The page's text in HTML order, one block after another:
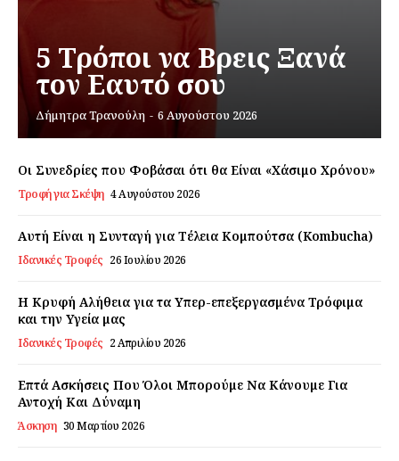
Εγγραφείτε τώρα!
Daily Food
Σχετικά με εμάς
Αποποίηση Ευθυνών
Ο λογαριασμός μου
Επικοινωνία
5 Τρόποι να Βρεις Ξανά
τον Εαυτό σου
Δήμητρα Τρανούλη - 6 Αυγούστου 2026
Οι Συνεδρίες που Φοβάσαι ότι θα Είναι «Χάσιμο Χρόνου»
Τροφή για Σκέψη 4 Αυγούστου 2026
Αυτή Είναι η Συνταγή για Τέλεια Κομπούτσα (Kombucha)
Ιδανικές Τροφές 26 Ιουλίου 2026
Η Κρυφή Αλήθεια για τα Υπερ-επεξεργασμένα Τρόφιμα
και την Υγεία μας
Ιδανικές Τροφές 2 Απριλίου 2026
Επτά Ασκήσεις Που Όλοι Μπορούμε Να Κάνουμε Για
Αντοχή Και Δύναμη
Άσκηση 30 Μαρτίου 2026